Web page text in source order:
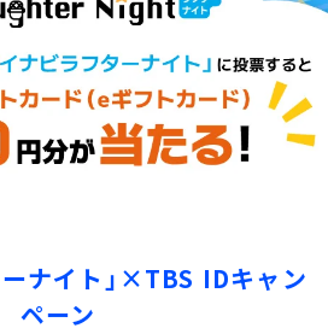
ーナイト」×TBS IDキャン
ペーン